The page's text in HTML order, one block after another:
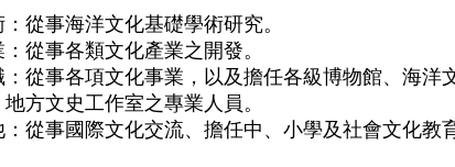
從事海洋文化基礎學術研究。
：從事各類文化產業之開發。
：從事各項文化事業，以及擔任各級博物館、海
方文史工作室之專業人員。
：從事國際文化交流、擔任中、小學及社會文化教育